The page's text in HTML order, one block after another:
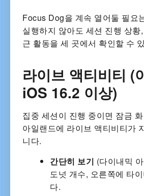
Focus Dog을 계속 열어둘 필요
실행하지 않아도 세션 진행 상황
근 활동을 세 곳에서 확인할 수
라이브 액티비티 (
iOS 16.2 이상)
집중 세션이 진행 중이면 잠금
아일랜드에 라이브 액티비티가
니다.
간단히 보기 (다이내믹
도넛 개수, 오른쪽에 타
다.